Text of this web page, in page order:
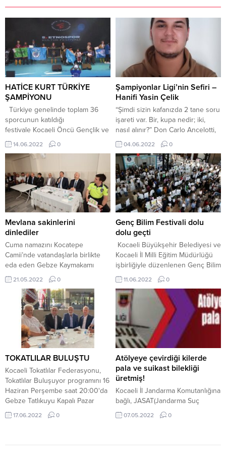
HATİCE KURT TÜRKİYE
ŞAMPİYONU
Türkiye genelinde toplam 36
sporcunun katıldığı
festivale Kocaeli Öncü Gençlik ve
Spor Kulübü Derneği 3 sporcu
sokmayı başararak iki sporcudan
derece elde etti ve büyük başarı
gösterdi. Antrenörler, Melike
CORTUK, Tuncay EREN, Ahmet
TEMEL ve sporcular Hatice
KURT, Kevser YILDIRIM, İbrahim
Ethem LAFÇI ile Kocaeli Öncü
Gençlik ve Spor Kulübü Derneği
Başkanı Resul TEMEL’i
başarılarından dolayı tebrik...
14.06.2022 0
Şampiyonlar Ligi’nin Sefiri –
Hanifi Yasin Çelik
“Şimdi sizin kafanızda 2 tane soru
işareti var. Bir, kupa nedir; iki,
nasıl alınır?” Don Carlo Ancelotti,
bu sezon finale uzanan
serüvende sırasıyla Pochettino,
Thomas Tuchel ve Pep
Guardiola’nın kafasındaki bu iki
soru işaretini cevapladı ve onları
saf dışı etti. Finalde rakip Pl’de
Pep Hoca’yı son haftaya kadar
yakın takipte...
04.06.2022 0
Mevlana sakinlerini
dinlediler
Cuma namazını Kocatepe
Camii’nde vatandaşlarla birlikte
eda eden Gebze Kaymakamı
Mustafa Güler ve Gebze Belediye
Başkanı Zinnur Büyükgöz, daha
sonra düzenlenen toplantıda
mahalle sakinleriyle bir araya
geldiler. Vatandaşların ilk elden
şikâyet, görüş ve önerilerini
dinleyen Kaymakam Güler ve
Başkan Büyükgöz, mahalle
sakinlerinin sorularını da
cevaplandırdı. Gebze genelinde
devam eden belediye...
21.05.2022 0
Genç Bilim Festivali dolu
dolu geçti
Kocaeli Büyükşehir Belediyesi ve
Kocaeli İl Milli Eğitim Müdürlüğü
işbirliğiyle düzenlenen Genç Bilim
Festivali, projeler ve eğitimler ile
gençlere unutulmayacak bir gün
yaşattı. Kongre Merkezi’ndeki
etkinliğe bilime gönül veren
yaklaşık 600 öğrenci,
öğretmenleriyle beraber katıldı.
GENÇ BİLİM FESTİVALİ Kocaeli
Büyükşehir Belediyesi Gençlik ve
Spor Hizmetleri Dairesi Başkanlığı
ve Kocaeli İl...
11.06.2022 0
TOKATLILAR BULUŞTU
Kocaeli Tokatlılar Federasyonu,
Tokatlılar Buluşuyor programını 16
Haziran Perşembe saat 20:00'da
Gebze Tatlıkuyu Kapalı Pazar
yerinde düzenledi.
17.06.2022 0
Atölyeye çevirdiği kilerde
pala ve suikast bilekliği
üretmiş!
Kocaeli İl Jandarma Komutanlığına
bağlı, JASAT(Jandarma Suç
Araştırma Tim) Tim Komutanlığı
ekipleri tarafından, Körfez’de,
07.05.2022 0